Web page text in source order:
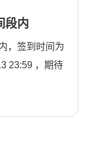
段内
，签到时间为
23:59 ，期待